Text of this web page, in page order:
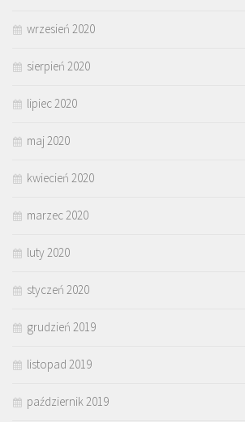
wrzesień 2020
sierpień 2020
lipiec 2020
maj 2020
kwiecień 2020
marzec 2020
luty 2020
styczeń 2020
grudzień 2019
listopad 2019
październik 2019